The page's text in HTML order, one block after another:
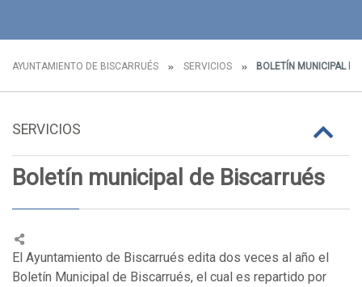
AYUNTAMIENTO DE BISCARRUÉS SERVICIOS BOLETÍN MUNICIPAL
SERVICIOS
Boletín municipal de Biscarrués
El Ayuntamiento de Biscarrués edita dos veces al año el
Boletín Municipal de Biscarrués, el cual es repartido por